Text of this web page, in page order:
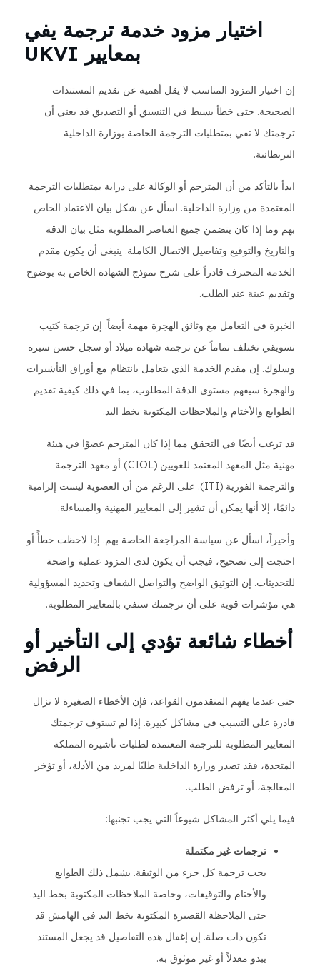
اختيار مزود خدمة ترجمة يفي
بمعايير UKVI
إن اختيار المزود المناسب لا يقل أهمية عن تقديم المستندات
الصحيحة. حتى خطأ بسيط في التنسيق أو التصديق قد يعني أن
ترجمتك لا تفي بمتطلبات الترجمة الخاصة بوزارة الداخلية
البريطانية.
ابدأ بالتأكد من أن المترجم أو الوكالة على دراية بمتطلبات الترجمة
المعتمدة من وزارة الداخلية. اسأل عن شكل بيان الاعتماد الخاص
بهم وما إذا كان يتضمن جميع العناصر المطلوبة مثل بيان الدقة
والتاريخ والتوقيع وتفاصيل الاتصال الكاملة. ينبغي أن يكون مقدم
الخدمة المحترف قادراً على شرح نموذج الشهادة الخاص به بوضوح
وتقديم عينة عند الطلب.
الخبرة في التعامل مع وثائق الهجرة مهمة أيضاً. إن ترجمة كتيب
تسويقي تختلف تماماً عن ترجمة شهادة ميلاد أو سجل حسن سيرة
وسلوك. إن مقدم الخدمة الذي يتعامل بانتظام مع أوراق التأشيرات
والهجرة سيفهم مستوى الدقة المطلوب، بما في ذلك كيفية تقديم
الطوابع والأختام والملاحظات المكتوبة بخط اليد.
قد ترغب أيضًا في التحقق مما إذا كان المترجم عضوًا في هيئة
مهنية مثل المعهد المعتمد للغويين (CIOL) أو معهد الترجمة
والترجمة الفورية (ITI). على الرغم من أن العضوية ليست إلزامية
دائمًا، إلا أنها يمكن أن تشير إلى المعايير المهنية والمساءلة.
وأخيراً، اسأل عن سياسة المراجعة الخاصة بهم. إذا لاحظت خطأً أو
احتجت إلى تصحيح، فيجب أن يكون لدى المزود عملية واضحة
للتحديثات. إن التوثيق الواضح والتواصل الشفاف وتحديد المسؤولية
هي مؤشرات قوية على أن ترجمتك ستفي بالمعايير المطلوبة.
أخطاء شائعة تؤدي إلى التأخير أو
الرفض
حتى عندما يفهم المتقدمون القواعد، فإن الأخطاء الصغيرة لا تزال
قادرة على التسبب في مشاكل كبيرة. إذا لم تستوف ترجمتك
المعايير المطلوبة للترجمة المعتمدة لطلبات تأشيرة المملكة
المتحدة، فقد تصدر وزارة الداخلية طلبًا لمزيد من الأدلة، أو تؤخر
المعالجة، أو ترفض الطلب.
فيما يلي أكثر المشاكل شيوعاً التي يجب تجنبها:
ترجمات غير مكتملة
يجب ترجمة كل جزء من الوثيقة. يشمل ذلك الطوابع
والأختام والتوقيعات، وخاصة الملاحظات المكتوبة بخط اليد.
حتى الملاحظة القصيرة المكتوبة بخط اليد في الهامش قد
تكون ذات صلة. إن إغفال هذه التفاصيل قد يجعل المستند
يبدو معدلاً أو غير موثوق به.